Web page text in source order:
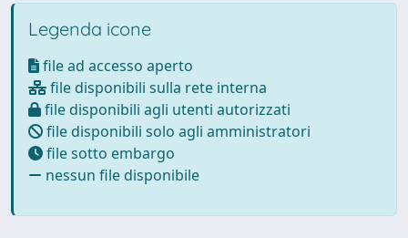
Legenda icone
file ad accesso aperto
file disponibili sulla rete interna
file disponibili agli utenti autorizzati
file disponibili solo agli amministratori
file sotto embargo
nessun file disponibile